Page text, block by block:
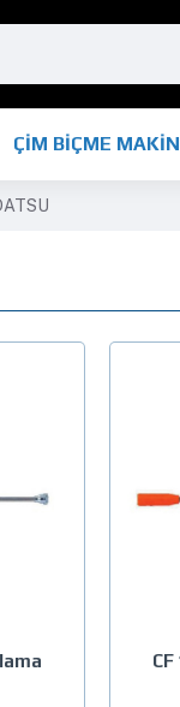
ÇİM BİÇME